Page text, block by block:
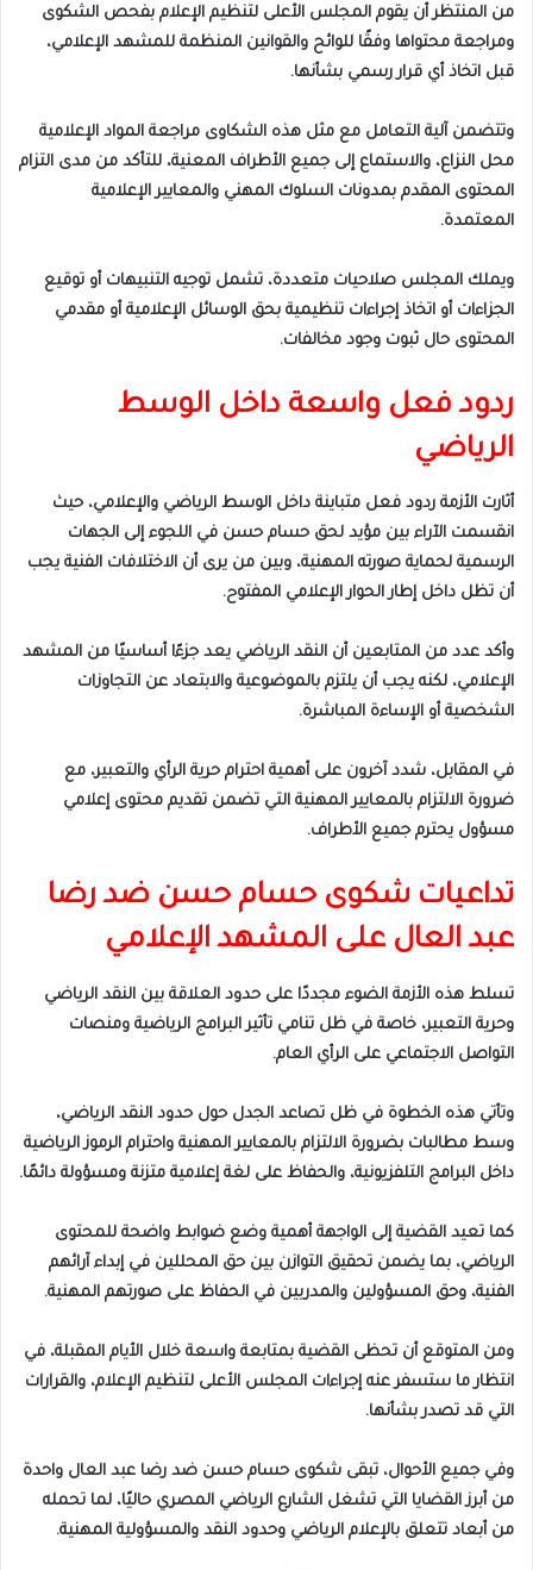
من المنتظر أن يقوم المجلس الأعلى لتنظيم الإعلام بفحص الشكوى
ومراجعة محتواها وفقًا للوائح والقوانين المنظمة للمشهد الإعلامي،
قبل اتخاذ أي قرار رسمي بشأنها.
وتتضمن آلية التعامل مع مثل هذه الشكاوى مراجعة المواد الإعلامية
محل النزاع، والاستماع إلى جميع الأطراف المعنية، للتأكد من مدى التزام
المحتوى المقدم بمدونات السلوك المهني والمعايير الإعلامية
المعتمدة.
ويملك المجلس صلاحيات متعددة، تشمل توجيه التنبيهات أو توقيع
الجزاءات أو اتخاذ إجراءات تنظيمية بحق الوسائل الإعلامية أو مقدمي
المحتوى حال ثبوت وجود مخالفات.
ردود فعل واسعة داخل الوسط
الرياضي
أثارت الأزمة ردود فعل متباينة داخل الوسط الرياضي والإعلامي، حيث
انقسمت الآراء بين مؤيد لحق حسام حسن في اللجوء إلى الجهات
الرسمية لحماية صورته المهنية، وبين من يرى أن الاختلافات الفنية يجب
أن تظل داخل إطار الحوار الإعلامي المفتوح.
وأكد عدد من المتابعين أن النقد الرياضي يعد جزءًا أساسيًا من المشهد
الإعلامي، لكنه يجب أن يلتزم بالموضوعية والابتعاد عن التجاوزات
الشخصية أو الإساءة المباشرة.
في المقابل، شدد آخرون على أهمية احترام حرية الرأي والتعبير، مع
ضرورة الالتزام بالمعايير المهنية التي تضمن تقديم محتوى إعلامي
مسؤول يحترم جميع الأطراف.
تداعيات شكوى حسام حسن ضد رضا
عبد العال على المشهد الإعلامي
تسلط هذه الأزمة الضوء مجددًا على حدود العلاقة بين النقد الرياضي
وحرية التعبير، خاصة في ظل تنامي تأثير البرامج الرياضية ومنصات
التواصل الاجتماعي على الرأي العام.
وتأتي هذه الخطوة في ظل تصاعد الجدل حول حدود النقد الرياضي،
وسط مطالبات بضرورة الالتزام بالمعايير المهنية واحترام الرموز الرياضية
داخل البرامج التلفزيونية، والحفاظ على لغة إعلامية متزنة ومسؤولة دائمًا.
كما تعيد القضية إلى الواجهة أهمية وضع ضوابط واضحة للمحتوى
الرياضي، بما يضمن تحقيق التوازن بين حق المحللين في إبداء آرائهم
الفنية، وحق المسؤولين والمدربين في الحفاظ على صورتهم المهنية.
ومن المتوقع أن تحظى القضية بمتابعة واسعة خلال الأيام المقبلة، في
انتظار ما ستسفر عنه إجراءات المجلس الأعلى لتنظيم الإعلام، والقرارات
التي قد تصدر بشأنها.
وفي جميع الأحوال، تبقى شكوى حسام حسن ضد رضا عبد العال واحدة
من أبرز القضايا التي تشغل الشارع الرياضي المصري حاليًا، لما تحمله
من أبعاد تتعلق بالإعلام الرياضي وحدود النقد والمسؤولية المهنية.